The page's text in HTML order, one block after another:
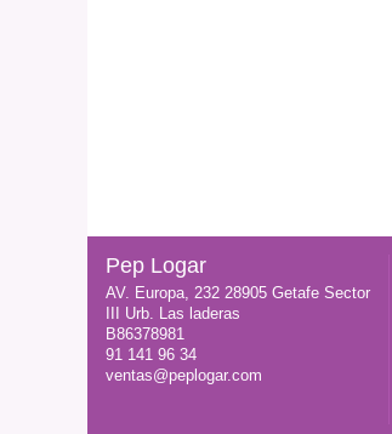
Pep Logar
AV. Europa, 232 28905 Getafe Sector
III Urb. Las laderas
B86378981
91 141 96 34
ventas@peplogar.com